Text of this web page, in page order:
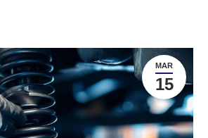
MAR
15